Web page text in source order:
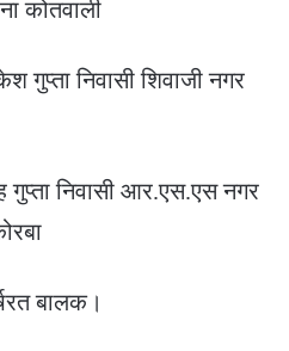
कोतवाली
गुप्ता निवासी शिवाजी नगर
गुप्ता निवासी आर.एस.एस नगर
बालक।